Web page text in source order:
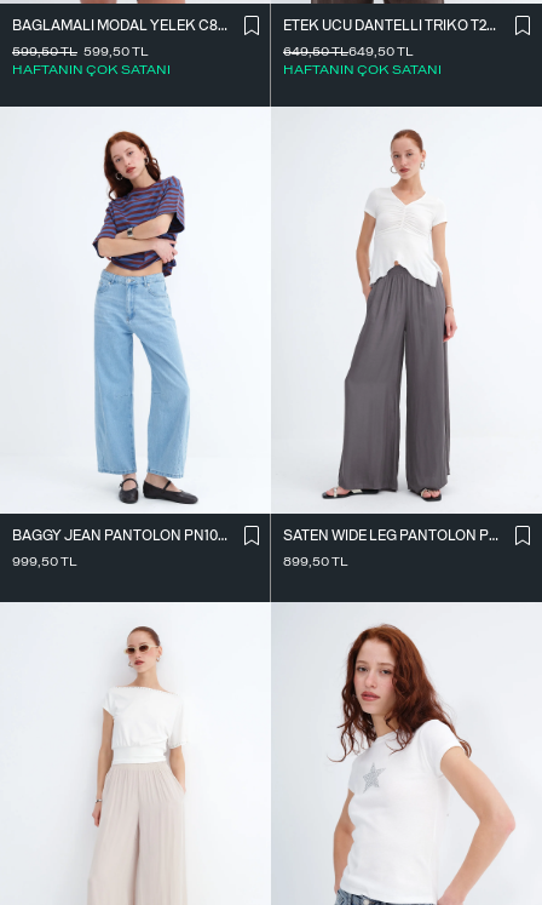
BAĞLAMALI MODAL YELEK C8021
599,50TL
HAFTANIN ÇOK SATANI
599,50TL
ETEK UCU DANTELLI TRIKO T261025
649,50TL
HAFTANIN ÇOK SATANI
649,50TL
BAGGY JEAN PANTOLON PN10027
999,50TL
SATEN WIDE LEG PANTOLON PN17298
899,50TL